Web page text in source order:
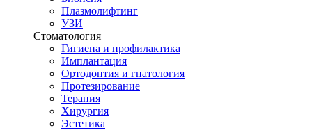
Плазмолифтинг
УЗИ
Стоматология
Гигиена и профилактика
Имплантация
Ортодонтия и гнатология
Протезирование
Терапия
Хирургия
Эстетика